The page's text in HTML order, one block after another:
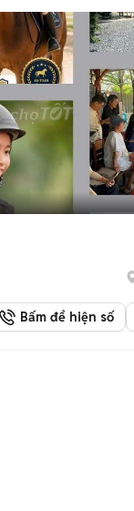
Bấm để hiện số